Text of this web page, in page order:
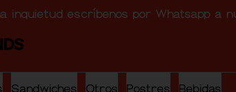
inquietud escríbenos por Whatsapp a
Sandwiches Otros Postres Bebidas